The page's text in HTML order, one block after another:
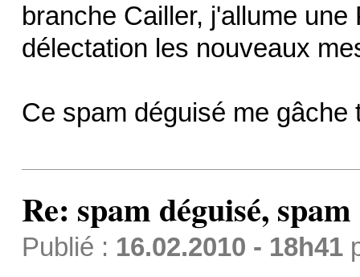
branche Cailler, j'allume
délectation les nouveaux
Ce spam déguisé me gâche
Re: spam déguisé,
Publié : 16.02.2010 - 18h41